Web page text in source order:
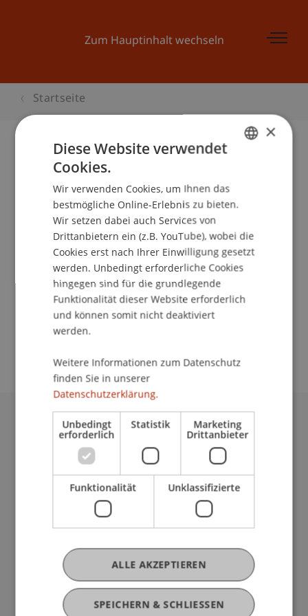
Zum Hauptinhalt wechseln
Startseite
Lehrstuhl für
Gesellschafts-,
Stiftungs- und
Trustrecht
Universität Liechtenstein
Fürst-Franz-Josef-Strasse
Liechtenstein
T +423 265 11 11
Fußzeile Rechtliche Hinweise
Rechtssammlung
Datenschutzerklärung
Disclaimer
Impressum
Fußzeile Subdomain-Verzeichnis
my.uni.li
×
Diese Website verwendet
Cookies.
Wir verwenden Cookies, um Ihnen das
bestmögliche Online-Erlebnis zu bieten.
Wir setzen dabei auch Services von
Drittanbietern ein (z.B. YouTube), wobei die
Cookies erst nach Ihrer Einwilligung gesetzt
werden. Unbedingt erforderliche Cookies
hingegen sind für die grundlegende
Funktionalität dieser Website erforderlich
und können somit nicht deaktiviert
werden.
Weitere Informationen zum Datenschutz
finden Sie in unserer
Datenschutzerklärung.
Unbedingt
erforderlich
Statistik Marketing
Drittanbieter
Funktionalität Unklassifizierte
SPEICHERN & SCHLIESSEN
ALLE AKZEPTIEREN